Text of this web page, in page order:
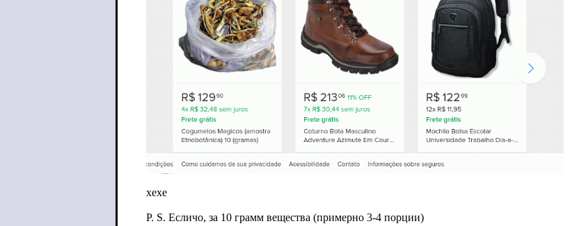
хехе
P. S. Есличо, за 10 грамм вещества (примерно 3-4 порции)